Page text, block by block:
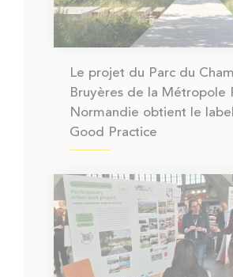
Le projet du Parc du
Bruyères de la Métropole
Normandie obtient le
Good Practice